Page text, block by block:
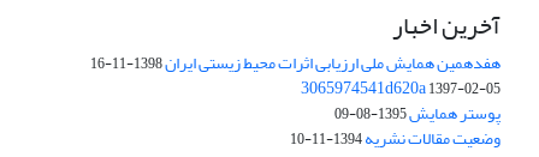
آخرین اخبار
هفدهمین همایش ملی ارزیابی اثرات محیط زیستی ایران1398-11-16
3065974541d620a1397-02-05
پوستر همایش1395-08-09
وضعیت مقالات نشریه1394-11-10